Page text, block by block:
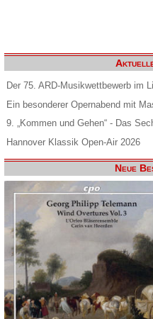
Der 75. ARD-Musikwettbewerb im
Ein besonderer Opernabend mit
9. „Kommen und Gehen“ - Das
Hannover Klassik Open-Air 2026
Neue